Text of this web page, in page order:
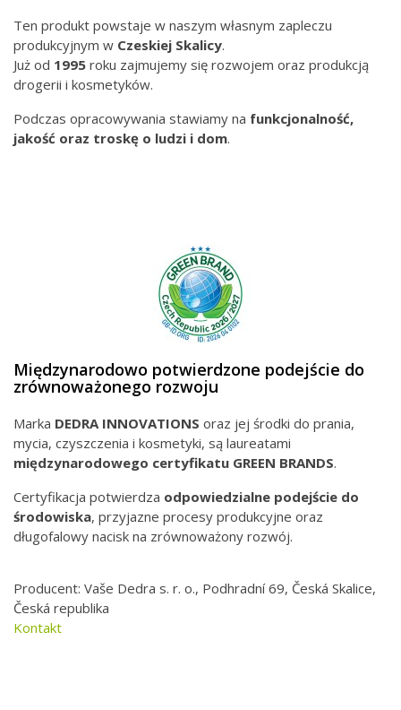
Ten produkt powstaje w naszym własnym zapleczu
produkcyjnym w Czeskiej Skalicy.
Już od 1995 roku zajmujemy się rozwojem oraz produkcją
drogerii i kosmetyków.
Podczas opracowywania stawiamy na funkcjonalność,
jakość oraz troskę o ludzi i dom.
Międzynarodowo potwierdzone podejście do
zrównoważonego rozwoju
Marka DEDRA INNOVATIONS oraz jej środki do prania,
mycia, czyszczenia i kosmetyki, są laureatami
międzynarodowego certyfikatu GREEN BRANDS.
Certyfikacja potwierdza odpowiedzialne podejście do
środowiska, przyjazne procesy produkcyjne oraz
długofalowy nacisk na zrównoważony rozwój.
Producent: Vaše Dedra s. r. o., Podhradní 69, Česká Skalice,
Česká republika
Kontakt